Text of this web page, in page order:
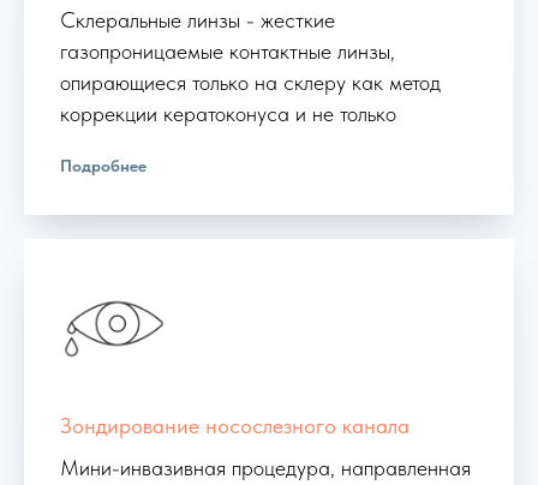
Склеральные линзы - жесткие
газопроницаемые контактные линзы,
опирающиеся только на склеру как метод
коррекции кератоконуса и не только
Подробнее
Зондирование носослезного канала
Мини-инвазивная процедура, направленная